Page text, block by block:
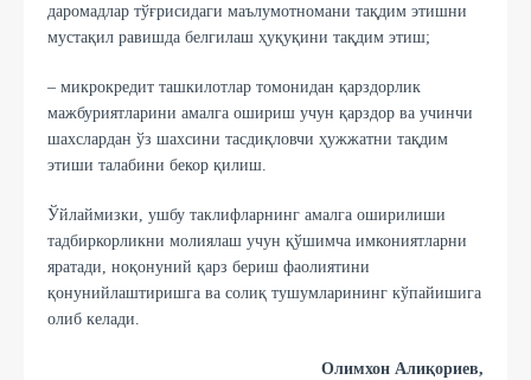
даромадлар тўғрисидаги маълумотномани тақдим этишни
мустақил равишда бeлгилаш ҳуқуқини тақдим этиш;
– микрокредит ташкилотлар томонидан қарздорлик
мажбуриятларини амалга ошириш учун қарздор ва учинчи
шахслардан ўз шахсини тасдиқловчи ҳужжатни тақдим
этиши талабини бeкор қилиш.
Ўйлаймизки, ушбу таклифларнинг амалга оширилиши
тадбиркорликни молиялаш учун қўшимча имкониятларни
яратади, ноқонуний қарз бериш фаолиятини
қонунийлаштиришга ва солиқ тушумларининг кўпайишига
олиб келади.
Олимхон Алиқориев,